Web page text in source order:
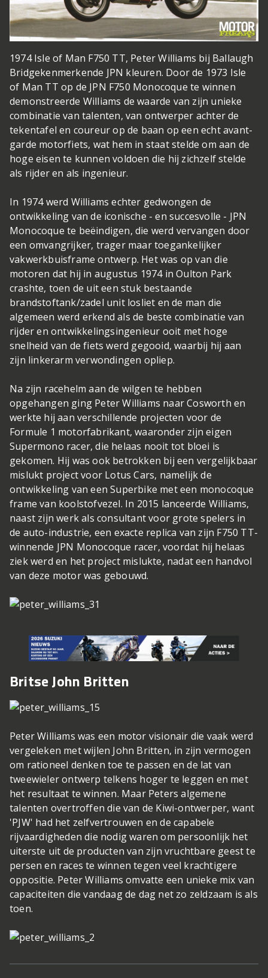
1974 Isle of Man F750 TT, Peter Williams bij Ballaugh
Bridgekenmerkende JPN kleuren. Door de 1973 Isle
of Man TT op de JPN F750 Monocoque te winnen
demonstreerde Williams de waarde van zijn unieke
combinatie van talenten, van ontwerper achter de
tekentafel en coureur op de baan op een echt avant-
garde motorfiets, wat hem in staat stelde om aan de
hoge eisen te kunnen voldoen die hij zichzelf stelde
als rijder en als ingenieur.
In 1974 werd Williams echter gedwongen de
ontwikkeling van de iconische - en succesvolle - JPN
Monocoque te beëindigen, die werd vervangen door
een omvangrijker, trager maar toegankelijker
vakwerkbuisframe ontwerp. Het was op van die
motoren dat hij in augustus 1974 in Oulton Park
crashte, toen de uit een stuk bestaande
brandstoftank/zadel unit losliet en de man die
algemeen werd erkend als de beste combinatie van
rijder en ontwikkelingsingenieur ooit met hoge
snelheid van de fiets werd gegooid, waarbij hij aan
zijn linkerarm verwondingen opliep.
Na zijn racehelm aan de wilgen te hebben
opgehangen ging Peter Williams naar Cosworth en
werkte hij aan verschillende projecten voor de
Formule 1 motorfabrikant, waaronder zijn eigen
Supermono racer, die helaas nooit tot bloei is
gekomen. Hij was ook betrokken bij een vergelijkbaar
mislukt project voor Lotus Cars, namelijk de
ontwikkeling van een Superbike met een monocoque
frame van koolstofvezel. In 2015 lanceerde Williams,
naast zijn werk als consultant voor grote spelers in
de auto-industrie, een exacte replica van zijn F750 TT-
winnende JPN Monocoque racer, voordat hij helaas
ziek werd en het project mislukte, nadat een handvol
van deze motor was gebouwd.
Britse John Britten
Peter Williams was een motor visionair die vaak werd
vergeleken met wijlen John Britten, in zijn vermogen
om rationeel denken toe te passen en de lat van
tweewieler ontwerp telkens hoger te leggen en met
het resultaat te winnen. Maar Peters algemene
talenten overtroffen die van de Kiwi-ontwerper, want
'PJW' had het zelfvertrouwen en de capabele
rijvaardigheden die nodig waren om persoonlijk het
uiterste uit de producten van zijn vruchtbare geest te
persen en races te winnen tegen veel krachtigere
oppositie. Peter Williams omvatte een unieke mix van
capaciteiten die vandaag de dag net zo zeldzaam is als
toen.